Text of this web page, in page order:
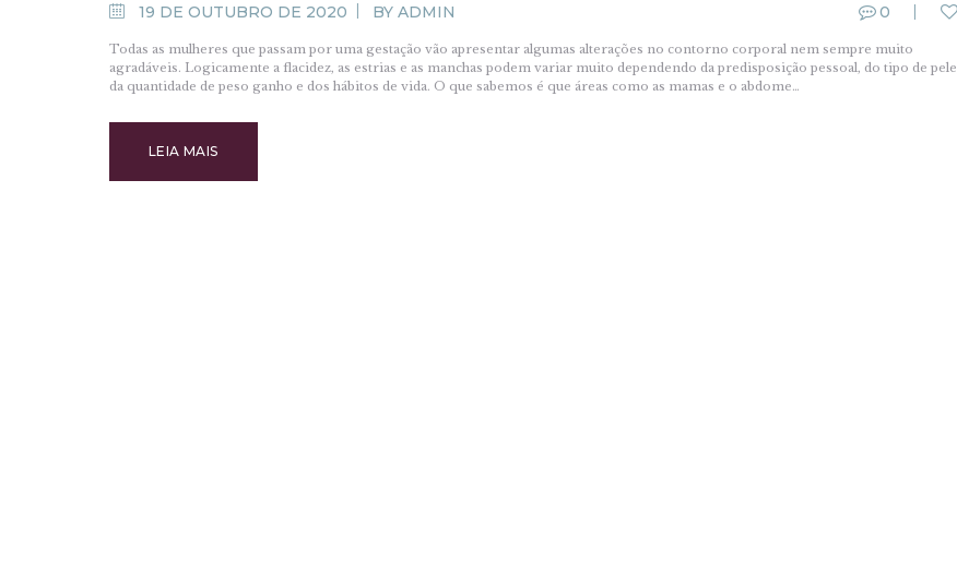
19 DE OUTUBRO DE 2020 BY ADMIN 0
Todas as mulheres que passam por uma gestação vão apresentar algumas alterações no contorno corporal nem sempre muito
agradáveis. Logicamente a flacidez, as estrias e as manchas podem variar muito dependendo da predisposição pessoal, do tipo de pele,
da quantidade de peso ganho e dos hábitos de vida. O que sabemos é que áreas como as mamas e o abdome…
LEIA MAIS